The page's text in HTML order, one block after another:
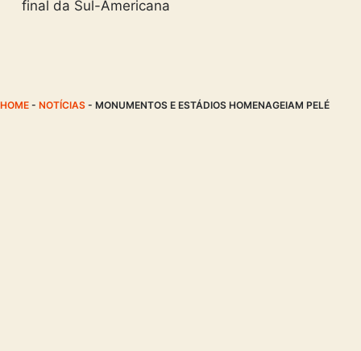
final da Sul-Americana
HOME - NOTÍCIAS - MONUMENTOS E ESTÁDIOS HOMENAGEIAM PELÉ